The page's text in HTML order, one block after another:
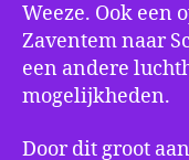
Weeze. Ook een
Zaventem naar
een andere
mogelijkheden.
Door dit groot